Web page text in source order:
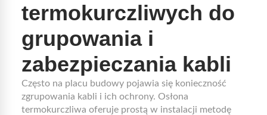
termokurczliwych do
grupowania i
zabezpieczania kabli
Często na placu budowy pojawia się konieczność
zgrupowania kabli i ich ochrony. Osłona
termokurczliwa oferuje prostą w instalacji metodę